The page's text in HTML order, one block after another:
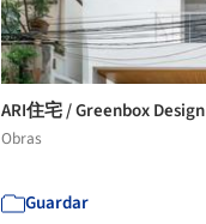
ARI住宅 / Greenbox Design
Obras
Guardar